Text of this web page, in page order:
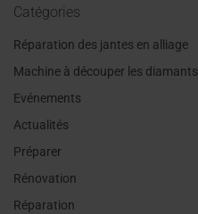
Catégories
Réparation des jantes en alliage
Machine à découper les diamants
Evénements
Actualités
Préparer
Rénovation
Réparation